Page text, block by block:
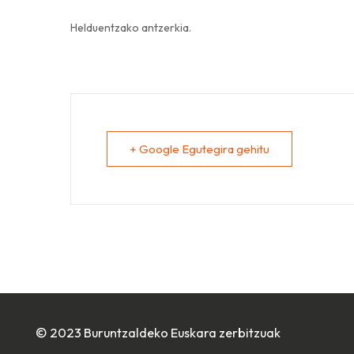
Helduentzako antzerkia.
+ Google Egutegira gehitu
© 2023 Buruntzaldeko Euskara zerbitzuak